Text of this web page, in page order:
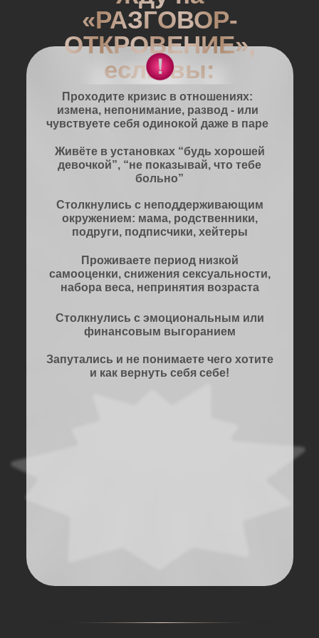
«РАЗГОВОР-
ОТКРОВЕНИЕ»,
если вы:
Столкнулись с эмоциональным или
финансовым выгоранием
Живёте в установках “будь хорошей
девочкой”, “не показывай, что тебе
больно”
Проживаете период низкой
самооценки, снижения сексуальности,
набора веса, непринятия возраста
Запутались и не понимаете чего хотите
и как вернуть себя себе!
Проходите кризис в отношениях:
измена, непонимание, развод - или
чувствуете себя одинокой даже в паре
Столкнулись с неподдерживающим
окружением: мама, родственники,
подруги, подписчики, хейтеры